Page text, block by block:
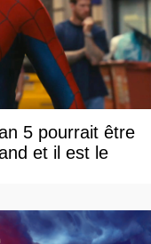
5 pourrait être
et il est le